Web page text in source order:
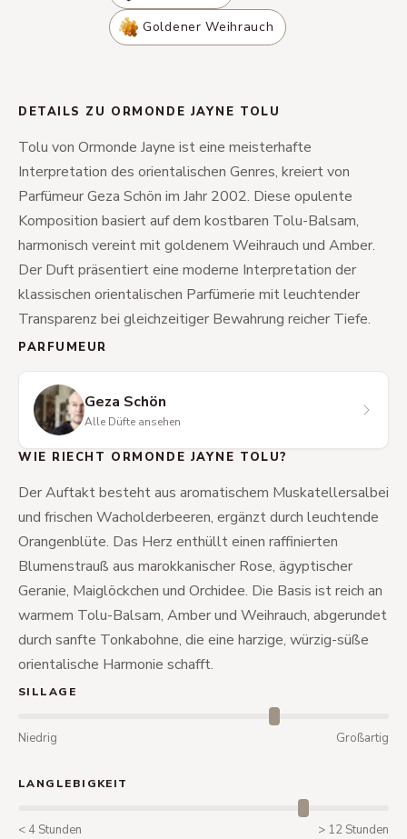
Goldener Weihrauch
DETAILS ZU ORMONDE JAYNE TOLU
Tolu von Ormonde Jayne ist eine meisterhafte
Interpretation des orientalischen Genres, kreiert von
Parfümeur Geza Schön im Jahr 2002. Diese opulente
Komposition basiert auf dem kostbaren Tolu-Balsam,
harmonisch vereint mit goldenem Weihrauch und Amber.
Der Duft präsentiert eine moderne Interpretation der
klassischen orientalischen Parfümerie mit leuchtender
Transparenz bei gleichzeitiger Bewahrung reicher Tiefe.
PARFUMEUR
Geza Schön
Alle Düfte ansehen
WIE RIECHT ORMONDE JAYNE TOLU?
Der Auftakt besteht aus aromatischem Muskatellersalbei
und frischen Wacholderbeeren, ergänzt durch leuchtende
Orangenblüte. Das Herz enthüllt einen raffinierten
Blumenstrauß aus marokkanischer Rose, ägyptischer
Geranie, Maiglöckchen und Orchidee. Die Basis ist reich an
warmem Tolu-Balsam, Amber und Weihrauch, abgerundet
durch sanfte Tonkabohne, die eine harzige, würzig-süße
orientalische Harmonie schafft.
SILLAGE
Niedrig Großartig
LANGLEBIGKEIT
< 4 Stunden > 12 Stunden